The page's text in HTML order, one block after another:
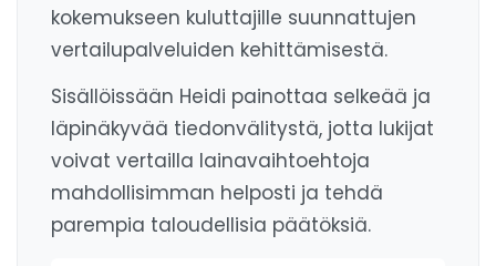
kokemukseen kuluttajille suunnattujen
vertailupalveluiden kehittämisestä.
Sisällöissään Heidi painottaa selkeää ja
läpinäkyvää tiedonvälitystä, jotta lukijat
voivat vertailla lainavaihtoehtoja
mahdollisimman helposti ja tehdä
parempia taloudellisia päätöksiä.